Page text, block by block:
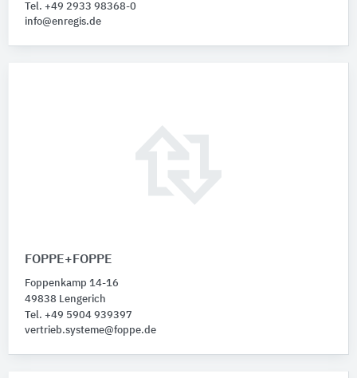
Tel. +49 2933 98368-0
info@enregis.de
FOPPE+FOPPE
Foppenkamp 14-16
49838 Lengerich
Tel. +49 5904 939397
vertrieb.systeme@foppe.de